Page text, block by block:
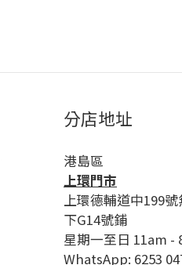
分店地址
港島區
上環門市
上環德輔道中199
下G14號鋪
星期一至日 11am -
WhatsApp: 6253